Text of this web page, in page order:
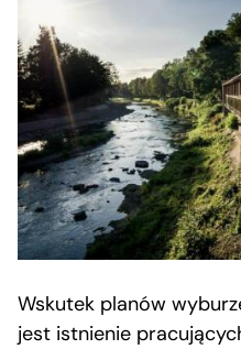
Wskutek planów
jest istnienie